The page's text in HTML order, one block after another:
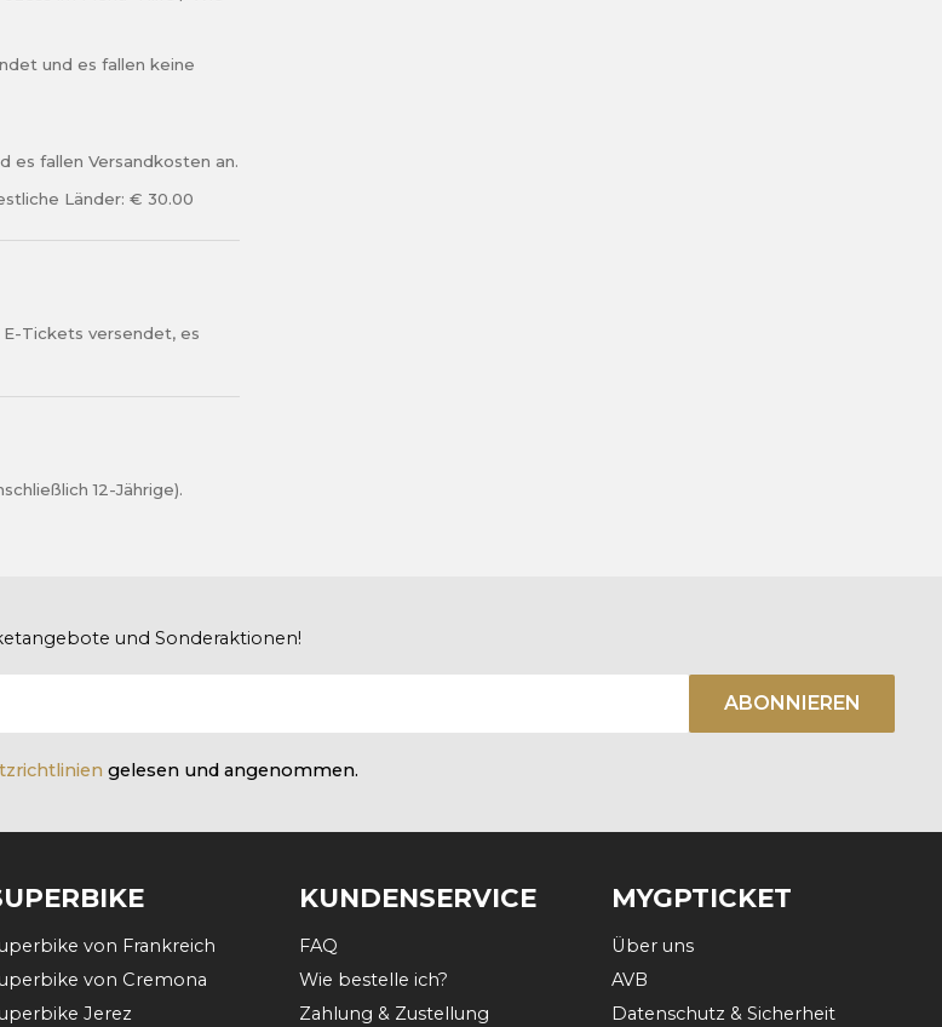
die
damit
und es fallen keine
es fallen Versandkosten an.
Länder: € 30.00
Tickets versendet, es
12-Jährige).
und Sonderaktionen!
ABONNIEREN
gelesen und angenommen.
von Frankreich
von Cremona
Jerez
KUNDENSERVICE
FAQ
Wie bestelle ich?
Zahlung & Zustellung
MYGPTICKET
Über uns
AVB
Datenschutz & Sicherheit